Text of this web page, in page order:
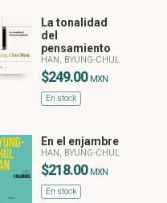
La tonalidad
del
pensamiento
HAN, BYUNG-CHUL
$249.00 MXN
En stock
En el enjambre
HAN, BYUNG-CHUL
$218.00 MXN
En stock